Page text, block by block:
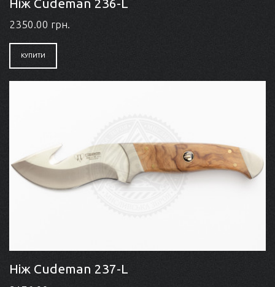
Ніж Cudeman 236-L
2350.00 грн.
КУПИТИ
Ніж Cudeman 237-L